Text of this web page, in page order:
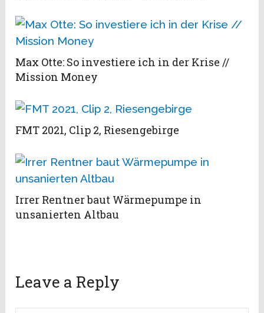
Max Otte: So investiere ich in der Krise //
Mission Money
FMT 2021, Clip 2, Riesengebirge
Irrer Rentner baut Wärmepumpe in
unsanierten Altbau
Leave a Reply